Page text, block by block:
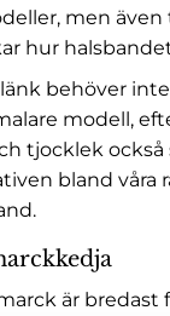
men
hur
behöver
modell,
tjocklek också
bland våra
.
är bredast